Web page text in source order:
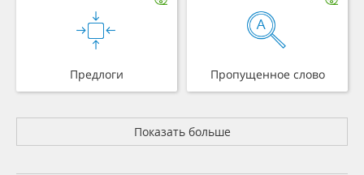
Предлоги Пропущенное слово
Показать больше